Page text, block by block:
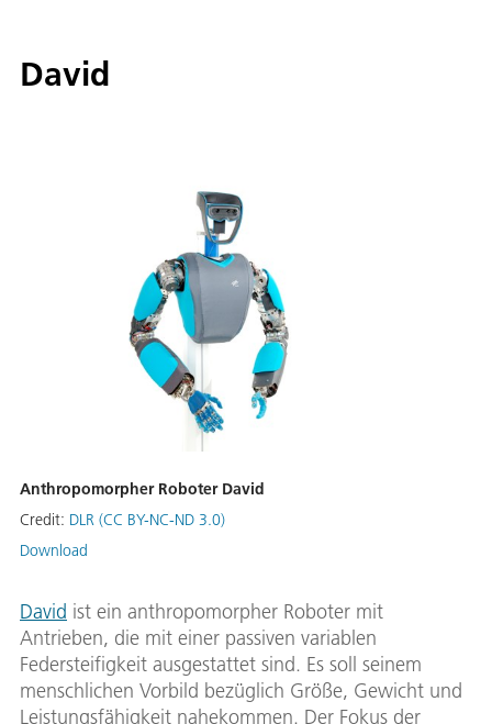
David
Anthropomorpher Roboter David
Credit: DLR (CC BY-NC-ND 3.0)
Download
David ist ein anthropomorpher Roboter mit
Antrieben, die mit einer passiven variablen
Federsteifigkeit ausgestattet sind. Es soll seinem
menschlichen Vorbild bezüglich Größe, Gewicht und
Leistungsfähigkeit nahekommen. Der Fokus der